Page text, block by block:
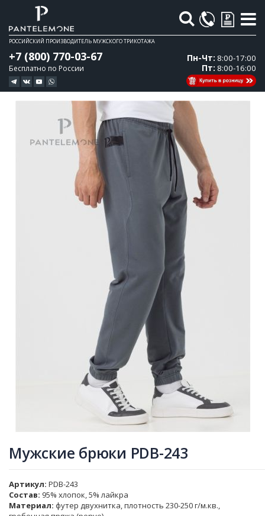
Поиск
РОССИЙСКИЙ ПРОИЗВОДИТЕЛЬ МУЖСКОГО ТРИКОТАЖА
+7 (800) 770-03-67
Бесплатно по России
Пн-Чт: 8:00-17:00
Пт: 8:00-16:00
галереи
изображений
галереи
изображений
Мужские брюки PDB-243
Артикул PDB-243
Состав: 95% хлопок, 5% лайкра
Материал: футер двухнитка, плотность 230-250 г/м.кв.,